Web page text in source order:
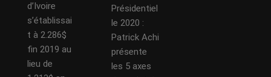
d’Ivoire
s’établissai
t à 2.286$
fin 2019 au
lieu de
Présidentiel
le 2020 :
Patrick Achi
présente
les 5 axes